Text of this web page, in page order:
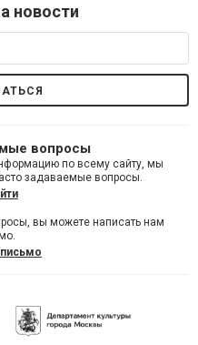
новости
вопросы
по всему сайту, мы
задаваемые вопросы.
вы можете написать нам
письмо